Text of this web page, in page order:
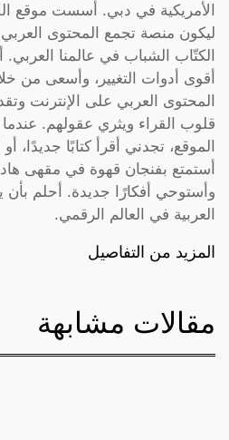
الأمريكية في دبي. أسست موقع
ليكون منصة تجمع المحتوى العربي
الكتّاب الشباب في عالمنا
أقوى أدوات التغيير، وأسعى من
المحتوى العربي على الإنترنت
قلوب القراء ويثري عقولهم. عندما
الموقع، تجدني أقرأ كتابًا جديدًا،
أستمتع بفنجان قهوة في مقهى
وأستوحي أفكارًا جديدة. أحلم بأن
العربية في العالم الرقمي.
المزيد من التفاصيل
مقالات مشابهة